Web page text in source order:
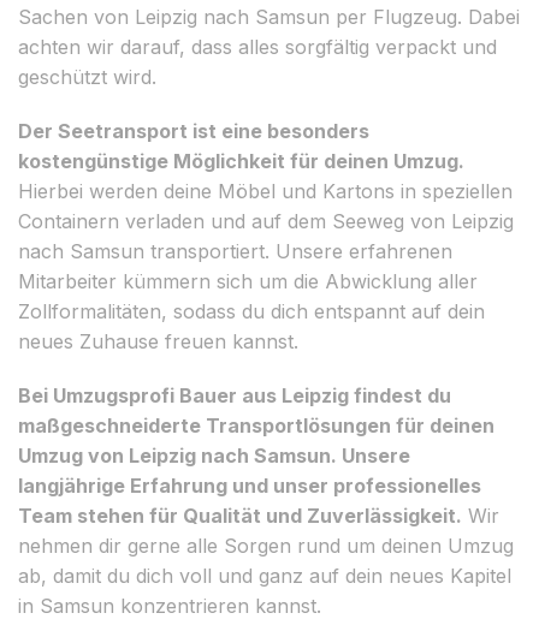
Sachen von Leipzig nach Samsun per Flugzeug. Dabei
achten wir darauf, dass alles sorgfältig verpackt und
geschützt wird.
Der Seetransport ist eine besonders
kostengünstige Möglichkeit für deinen Umzug.
Hierbei werden deine Möbel und Kartons in speziellen
Containern verladen und auf dem Seeweg von Leipzig
nach Samsun transportiert. Unsere erfahrenen
Mitarbeiter kümmern sich um die Abwicklung aller
Zollformalitäten, sodass du dich entspannt auf dein
neues Zuhause freuen kannst.
Bei Umzugsprofi Bauer aus Leipzig findest du
maßgeschneiderte Transportlösungen für deinen
Umzug von Leipzig nach Samsun. Unsere
langjährige Erfahrung und unser professionelles
Team stehen für Qualität und Zuverlässigkeit. Wir
nehmen dir gerne alle Sorgen rund um deinen Umzug
ab, damit du dich voll und ganz auf dein neues Kapitel
in Samsun konzentrieren kannst.